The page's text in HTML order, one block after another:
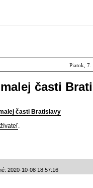
Piatok, 7.
časti
časti Bratislavy
.
2020-10-08 18:57:16